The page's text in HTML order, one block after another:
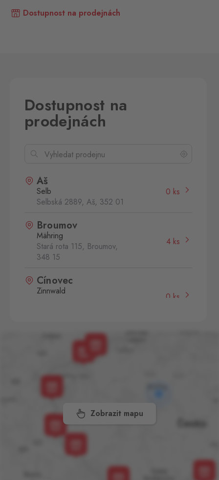
Dostupnost na prodejnách
Zobrazit mapu
Dostupnost na
prodejnách
Aš
Selb
Selbská 2889, Aš, 352 01
0 ks
Broumov
Mähring
Stará rota 115, Broumov,
348 15
4 ks
Cínovec
Zinnwald
0 ks
České Velenice
České Velenice 670, České
378 10
Dolní Dvořiště
Wullowitz
Dolní Dvořiště 219, Dolní
Dvořiště,382 72
Furth im Wald
Folmava č.p. 15, Česká